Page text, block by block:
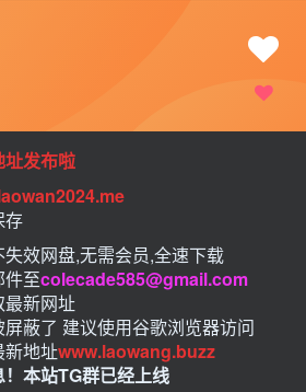
址发布啦
存
失效网盘,无需会员,全速下载
件至colecade585@gmail.com
最新网址
蔽了 建议使用谷歌浏览器访问
新地址www.laowang.buzz
！本站TG群已经上线